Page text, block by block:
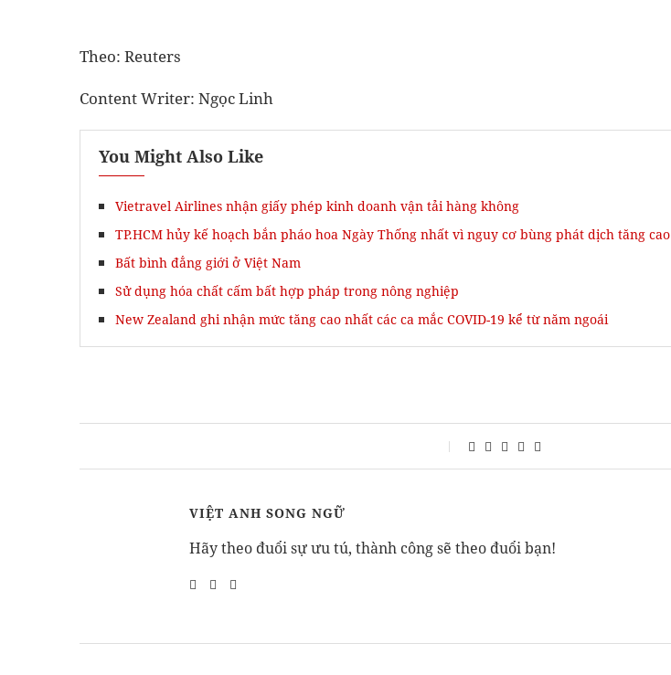
Theo: Reuters
Content Writer: Ngọc Linh
You Might Also Like
Vietravel Airlines nhận giấy phép kinh doanh vận tải hàng không
TP.HCM hủy kế hoạch bắn pháo hoa Ngày Thống nhất vì nguy cơ bùng phát dịch tăng cao
Bất bình đẳng giới ở Việt Nam
Sử dụng hóa chất cấm bất hợp pháp trong nông nghiệp
New Zealand ghi nhận mức tăng cao nhất các ca mắc COVID-19 kể từ năm ngoái
VIỆT ANH SONG NGỮ
Hãy theo đuổi sự ưu tú, thành công sẽ theo đuổi bạn!